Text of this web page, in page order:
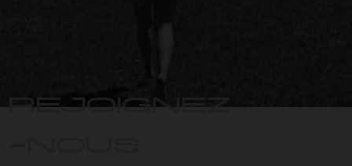
REJOIGNEZ